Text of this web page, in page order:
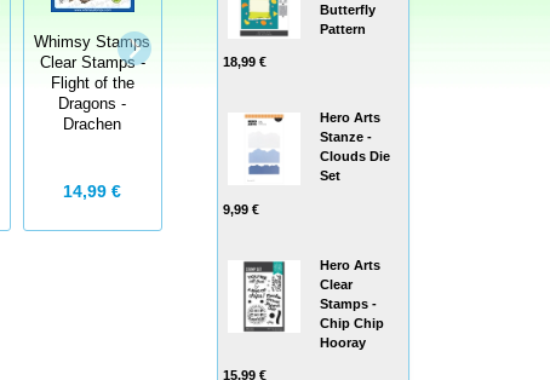
Whimsy Stamps
Clear Stamps -
Flight of the
Dragons -
Drachen
14,99 €
Clear Stamps -
Else
Dragons
Butterfly
Pattern
18,99 €
Hero Arts
Stanze -
Clouds Die
Set
9,99 €
Hero Arts
Clear
Stamps -
Chip Chip
Hooray
15,99 €